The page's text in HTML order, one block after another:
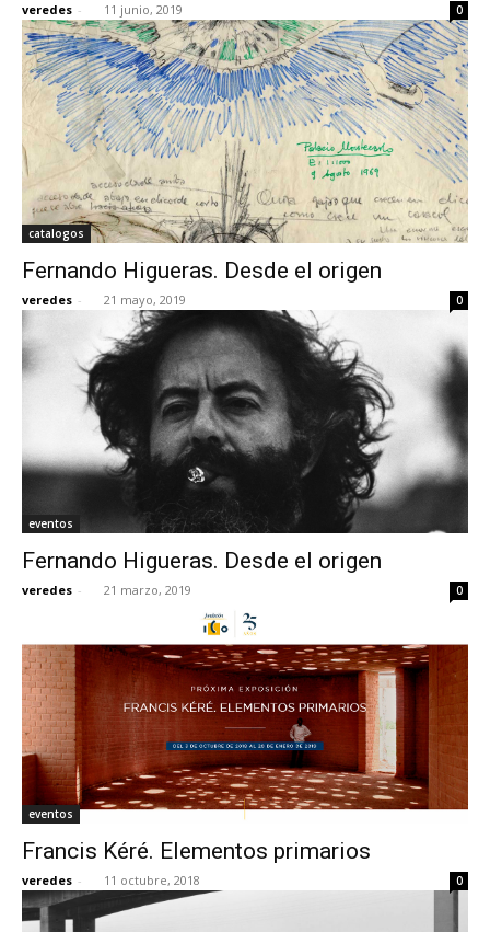
veredes - 11 junio, 2019 0
catalogos
Fernando Higueras. Desde el origen
veredes - 21 mayo, 2019 0
eventos
Fernando Higueras. Desde el origen
veredes - 21 marzo, 2019 0
eventos
Francis Kéré. Elementos primarios
veredes - 11 octubre, 2018 0